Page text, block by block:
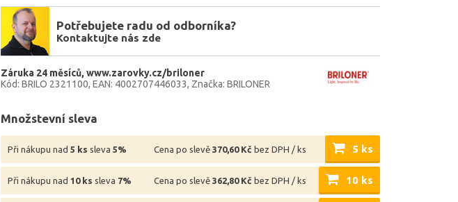
Potřebujete radu od odborníka?
Kontaktujte nás zde
Záruka 24 měsíců www.zarovky.cz/briloner
Kód: BRILO 2321100 EAN: 4002707446033 Značka: BRILONER
Množstevní sleva
Při nákupu nad 5 ks sleva 5% Cena po slevě 370,60 Kč bez DPH / ks 5 ks
Při nákupu nad 10 ks sleva 7% Cena po slevě 362,80 Kč bez DPH / ks 10 ks